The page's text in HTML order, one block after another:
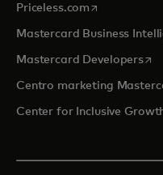
Priceless.com si apre in una
Mastercard Business
Mastercard Developerssi
Centro marketing
Center for Inclusive